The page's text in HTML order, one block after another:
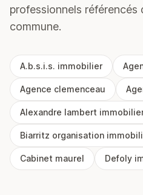
professionnels référencés
commune.
A.b.s.i.s. immobilier
Agence clemenceau
Alexandre lambert
Biarritz organisation
Cabinet maurel Defoly